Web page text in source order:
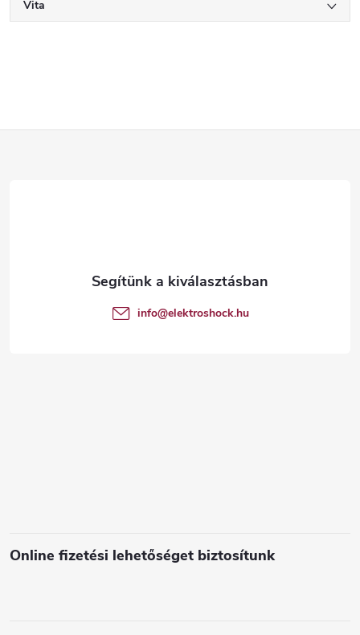
Vita
Online fizetési lehetőséget biztosítunk
info@elektroshock.hu